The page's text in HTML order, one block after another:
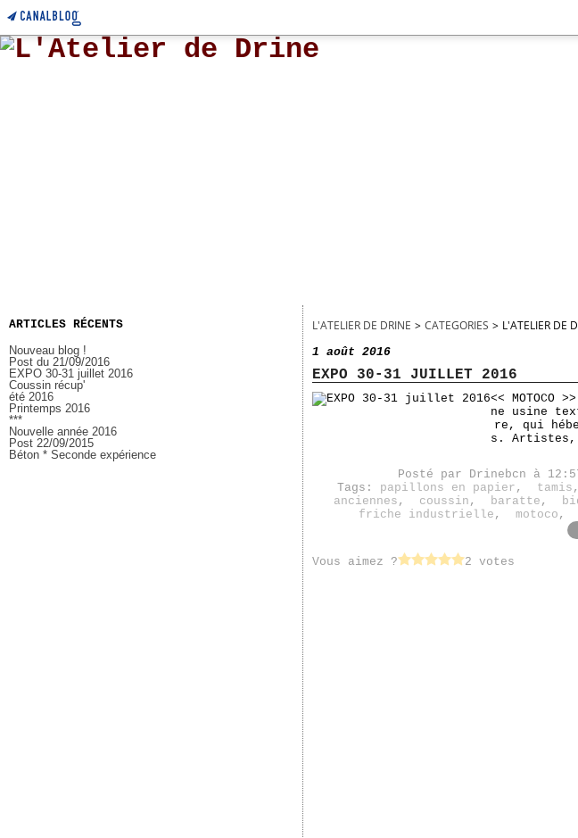
ARTICLES RÉCENTS
Nouveau blog !
Post du 21/09/2016
EXPO 30-31 juillet 2016
Coussin récup'
été 2016
Printemps 2016
***
Nouvelle année 2016
Post 22/09/2015
Béton * Seconde expérience
L'ATELIER DE DRINE > CATEGORIES > L'ATELIER DE
1 août 2016
EXPO 30-31 JUILLET 2016
<<
ne usine
re, qui
s. Artistes,
Posté par Drinebcn à
Tags: papillons en papier , tamis
anciennes , coussin , baratte ,
friche industrielle , motoco ,
Vous aimez ? 2 votes